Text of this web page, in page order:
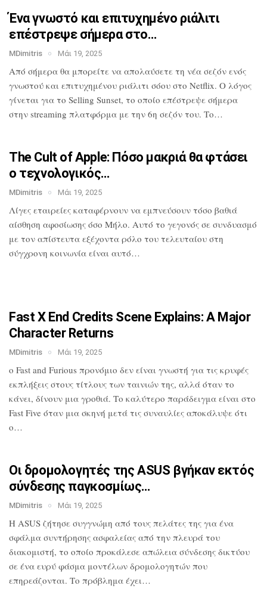
Ένα γνωστό και επιτυχημένο ριάλιτι
επέστρεψε σήμερα στο…
MDimitris Μάι 19, 2025
Από σήμερα θα μπορείτε να απολαύσετε τη νέα σεζόν ενός
γνωστού και επιτυχημένου ριάλιτι σόου στο Netflix. Ο λόγος
γίνεται για το Selling Sunset, το οποίο επέστρεψε σήμερα
στην streaming πλατφόρμα με την 6η σεζόν του. Το…
The Cult of Apple: Πόσο μακριά θαφτάσει
ο τεχνολογικός…
MDimitris Μάι 19, 2025
Λίγες εταιρείες καταφέρνουν να εμπνεύσουν τόσο βαθιά
αίσθηση αφοσίωσης όσο Μήλο. Αυτό το γεγονός σε συνδυασμό
με τον απίστευτα εξέχοντα ρόλο του τελευταίου στη
σύγχρονη κοινωνία είναι αυτό…
Fast X End Credits Scene Explains: AMajor
Character Returns
MDimitris Μάι 19, 2025
ο Fast and Furious προνόμιο δεν είναι γνωστή για τις κρυφές
εκπλήξεις στους τίτλους των ταινιών της, αλλά όταν το
κάνει, δίνουν μια γροθιά. Το καλύτερο παράδειγμα είναι στο
Fast Five όταν μια σκηνή μετά τις συναυλίες αποκάλυψε ότι
ο…
Οι δρομολογητές της ASUS βγήκαν εκτός
σύνδεσης παγκοσμίως…
MDimitris Μάι 19, 2025
Η ASUS ζήτησε συγγνώμη από τους πελάτες της για ένα
σφάλμα συντήρησης ασφαλείας από την πλευρά του
διακομιστή, το οποίο προκάλεσε απώλεια σύνδεσης δικτύου
σε ένα ευρύ φάσμα μοντέλων δρομολογητών που
επηρεάζονται. Το πρόβλημα έχει…